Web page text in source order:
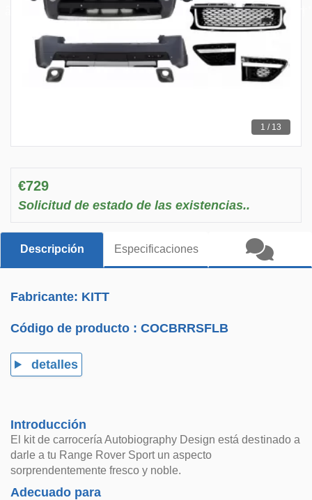
1 / 13
€729
Solicitud de estado de las existencias..
Descripción Especificaciones
Fabricante: KITT
Código de producto :COCBRRSFLB
detalles
Introducción
El kit de carrocería Autobiography Design está destinado a
darle a tu Range Rover Sport un aspecto
sorprendentemente fresco y noble.
Adecuado para